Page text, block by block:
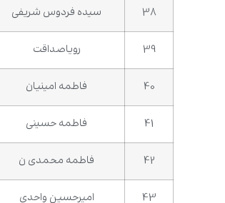
38 سیده فردوس شریفی
39 رویاصداقت
40 فاطمه امینیان
41 فاطمه حسینی
42 فاطمه محمدی ن
43 امیرحسین واحدی